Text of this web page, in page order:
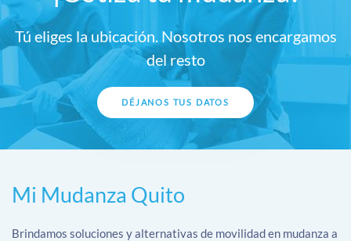
Tú eliges la ubicación. Nosotros nos encargamos
del resto
DÉJANOS TUS DATOS
Mi Mudanza Quito
Brindamos soluciones y alternativas de movilidad en mudanza a